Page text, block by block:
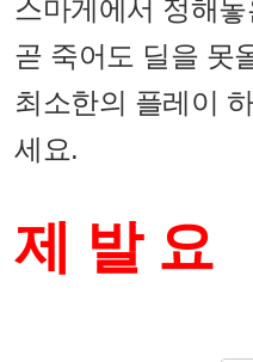
스마게에서 정해
곧 죽어도 딜을 못
최소한의 플레이
세요.
제 발 요